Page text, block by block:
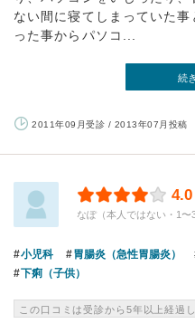
ない間に寝てしまっていた
った事からパソコ...
続
2011年09月受診 / 2013年07月投稿
4.0
なぽ（本人ではない・1〜
小児科 胃腸炎（急性胃腸炎）
下痢（子供）
この口コミは受診から5年以上経過